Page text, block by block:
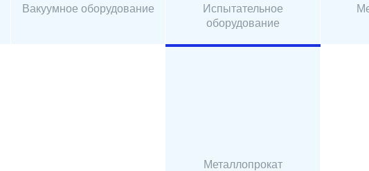
Вакуумное оборудование
Испытательное
оборудование
Металлопрокат